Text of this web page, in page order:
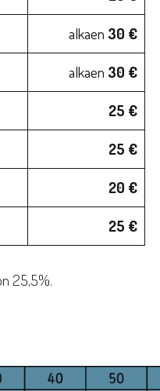
alkaen 30 €
alkaen 30 €
25 €
25 €
20 €
25 €
25,5%.